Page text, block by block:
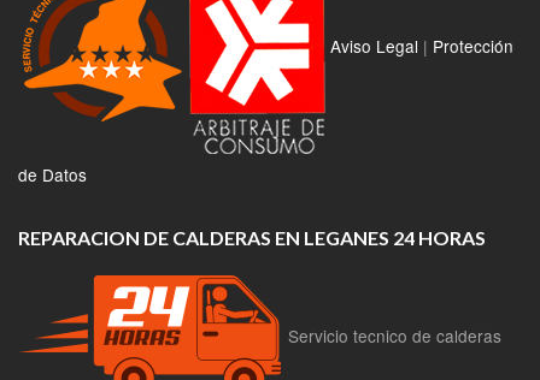
Aviso Legal | Protección
de Datos
REPARACION DE CALDERAS EN LEGANES 24 HORAS
Servicio tecnico de calderas